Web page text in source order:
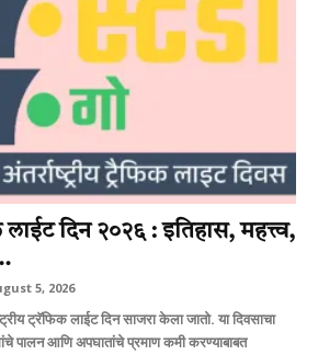
लाईट दिन २०२६ : इतिहास, महत्त्व,
5, 2026
ट्रॅफिक लाईट दिन साजरा केला जातो. या दिवसाचा
पालन आणि अपघातांचे प्रमाण कमी करण्याबाबत